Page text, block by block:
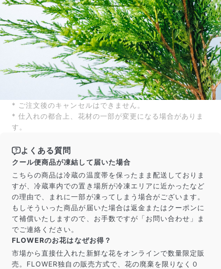
* ご注文後のキャンセルはできません。
* 仕入れの都合上、花材の一部が変更になる場合がありま
す。
よくある質問
クール便商品が凍結して届いた場合
こちらの商品は冷蔵の温度帯を保ったまま配送しておりま
すが、冷蔵車内での置き場所が冷凍エリアに近かったなど
の理由で、まれに一部が凍ってしまう場合がございます。
もしそういった商品が届いた場合は返金またはクーポンに
て補償いたしますので、お手数ですが「お問い合わせ」ま
でご連絡ください。
FLOWERのお花はなぜお得？
市場から直接仕入れた新鮮な花をオンラインで数量限定販
売。FLOWER独自の販売方式で、花の廃棄を限りなく０